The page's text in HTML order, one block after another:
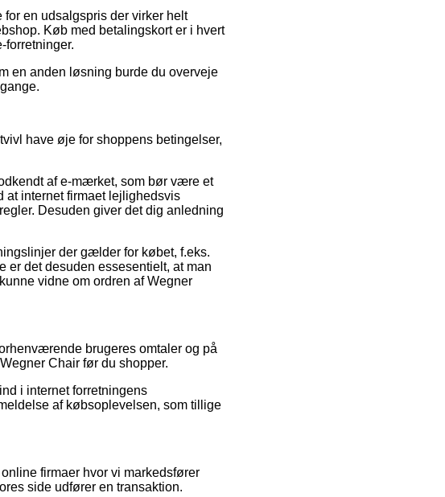
en udsalgspris der virker helt
Køb med betalingskort er i hvert
forretninger.
en anden løsning burde du overveje
have øje for shoppens betingelser,
af e-mærket, som bør være et
at internet firmaet lejlighedsvis
Desuden giver det dig anledning
der gælder for købet, f.eks.
er det desuden essesentielt, at man
vidne om ordren af Wegner
brugeres omtaler og på
Chair før du shopper.
i internet forretningens
af købsoplevelsen, som tillige
firmaer hvor vi markedsfører
side udfører en transaktion.